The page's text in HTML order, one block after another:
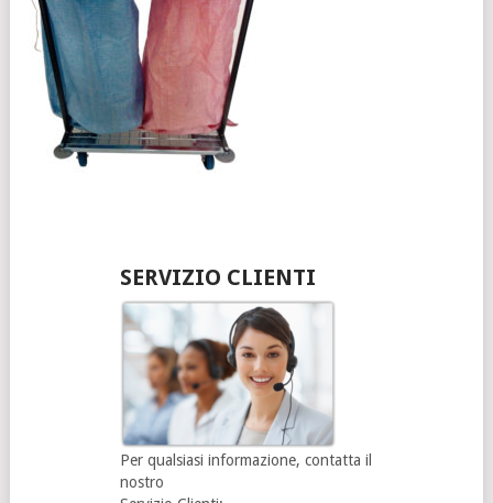
SERVIZIO CLIENTI
Per qualsiasi informazione, contatta il
nostro